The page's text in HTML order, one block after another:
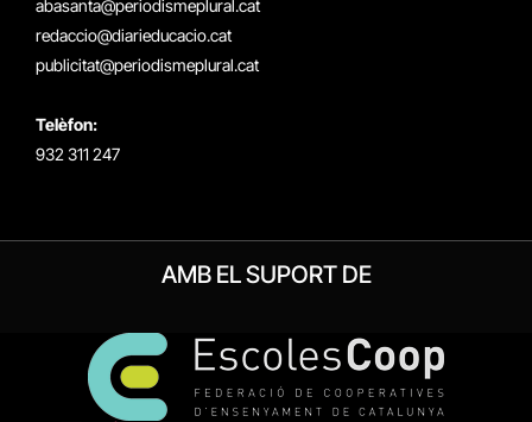
abasanta@periodismeplural.cat
redaccio@diarieducacio.cat
publicitat@periodismeplural.cat
Telèfon:
932 311 247
AMB EL SUPORT DE